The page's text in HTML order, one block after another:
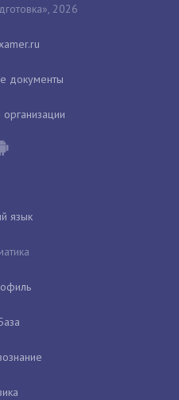
2026
документы
язык